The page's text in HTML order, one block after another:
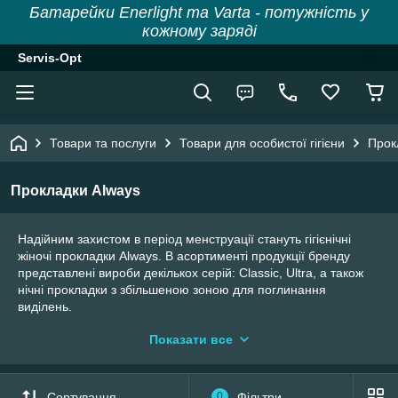
Батарейки Enerlight та Varta - потужність у
кожному заряді
Servis-Opt
Товари та послуги Товари для особистої гігієни
Прокладки Always
Надійним захистом в період менструації стануть гігієнічні
жіночі прокладки Always. В асортименті продукції бренду
представлені вироби декількох серій: Classic, Ultra, а також
нічні прокладки з збільшеною зоною для поглинання
виділень.
популярністю і затребуваністю серед дівчат та жінок різних
Показати все